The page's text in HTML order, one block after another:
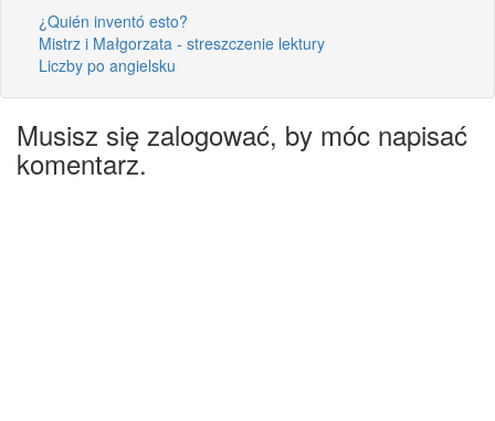
¿Quién inventó esto?
Mistrz i Małgorzata - streszczenie lektury
Liczby po angielsku
Musisz się zalogować, by móc napisać
komentarz.